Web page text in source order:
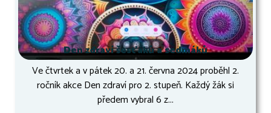
Den zdraví šesťáků a sedmáků
Ve čtvrtek a v pátek 20. a 21. června 2024 proběhl 2.
ročník akce Den zdraví pro 2. stupeň. Každý žák si
předem vybral 6 z...